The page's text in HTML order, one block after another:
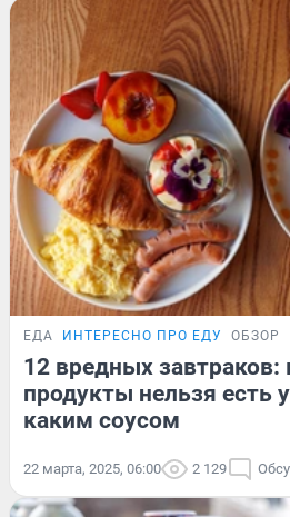
ЕДА ИНТЕРЕСНО ПРО ЕДУ ОБЗОР
12 вредных завтраков:
продукты нельзя есть
каким соусом
22 марта, 2025, 06:00 2 129